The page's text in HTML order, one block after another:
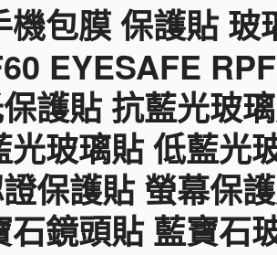
機包膜 保護貼
EYESAFE
護貼 抗藍光玻
光玻璃貼 低藍光
保護貼 螢幕保
石鏡頭貼 藍寶石